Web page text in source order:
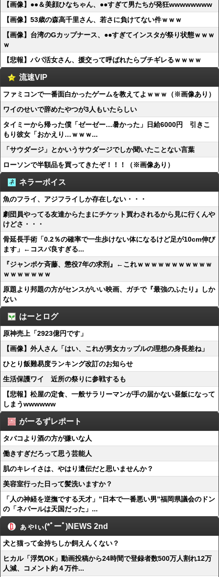
【画像】●●＆美顔ひなちゃん、●●すぎて男たちが発狂wwwwwwww
【画像】53歳の森高千里さん、若さに負けてない件ｗｗｗ
【画像】台湾のGカップナース、●●すぎてインスタが祭り状態ｗｗｗ
ｗ
【悲報】パパ活女さん、援交って呼ばれたらブチギレるｗｗｗｗ
流速VIP
ファミコンで一番面白かったゲームを教えてよｗｗｗ（※画像あり）
ワイのせいで辞めたやつが3人もいたらしい
タイミーから帰った僕「ゼーゼー…暑かった」日給6000円 引きこ
もり彼女「おかえり…ｗｗｗ...
「サウダージ」とかいうサウダージでしか聞いたことない言葉
ローソンで半額品を買ってきたぞ！！！（※画像あり）
ネラーボイス
魚のフライ、アジフライしか存在しない・・・
劇団員やってる友達からたまにチケット買わされるから見に行くんや
けどさ・・・
骨延長手術「0.2％の確率で一生歩けない体になるけど足が10cm伸び
ます」←コスパ良すぎる...
『ジャンポケ斉藤、懲役7年の求刑』←これｗｗｗｗｗｗｗｗｗｗｗ
ｗｗｗｗｗｗｗ
原題より邦題の方がセンスがいい映画、ガチで『最強のふたり』しか
ない
はーとログ
原神売上「2923億円です」
【画像】外人さん「はい、これが男女カップルの理想の身長差ね」
ひとり飯難易度ランキング改訂のお知らせ
生活保護ワイ 近所の祭りに参戦するも
【悲報】松屋の定食、一般サラリーマンが手の届かない昼飯になって
しまうwwwwww
がーるずレポート
タバコより酒の方が嫌いな人
働きすぎだろって思う芸能人
肌のキレイさは、やはり遺伝だと思いませんか？
美容室行った日って髪洗いますか？
「人の神経を逆撫でする天才」”日本で一番悪い男”福岡県議会のドン
の「ネパールは天国だった」...
ぁゃιぃ(*ﾟーﾟ)NEWS 2nd
犬と猫って金持ちしか飼えんくない？
ヒカル「浮気OK」動画投稿から24時間で登録者数500万人割れ12万
人減、コメント約４万件...